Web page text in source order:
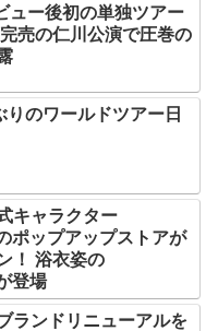
ュー後初の単独ツアー
売の仁川公演で圧巻の
りのワールドツアー日
キャラクター
ポップアップストアが
！ 浴衣姿の
登場
ランドリニューアルを